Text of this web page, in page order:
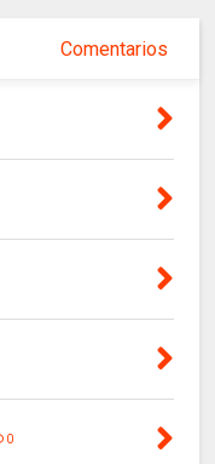
Comentarios
0